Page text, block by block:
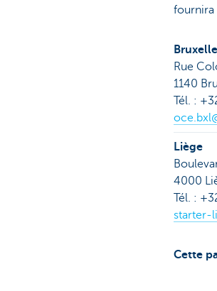
fournira
Rue
1140
Tél. :
Liège
4000
Tél. :
starter-
Cette